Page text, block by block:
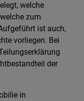
welche
zum
ist auch,
vorliegen. Bei
der
in